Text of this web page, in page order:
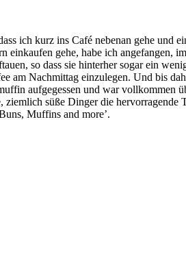
ich kurz ins Café nebenan gehe und
einkaufen gehe, habe ich angefangen,
so dass sie hinterher sogar ein
Nachmittag einzulegen. Und bis
aufgegessen und war vollkommen
süße Dinger die
Muffins and more’.